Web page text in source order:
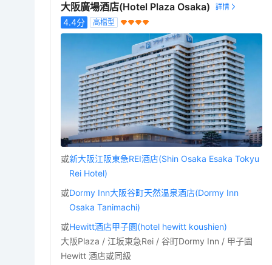
大阪廣場酒店(Hotel Plaza Osaka)
4.4分 高檔型
或新大阪江阪東急REI酒店(Shin Osaka Esaka Tokyu
Rei Hotel)
或Dormy Inn大阪谷町天然温泉酒店(Dormy Inn
Osaka Tanimachi)
或Hewitt酒店甲子園(hotel hewitt koushien)
大阪Plaza / 江坂東急Rei / 谷町Dormy Inn / 甲子園
Hewitt 酒店或同級